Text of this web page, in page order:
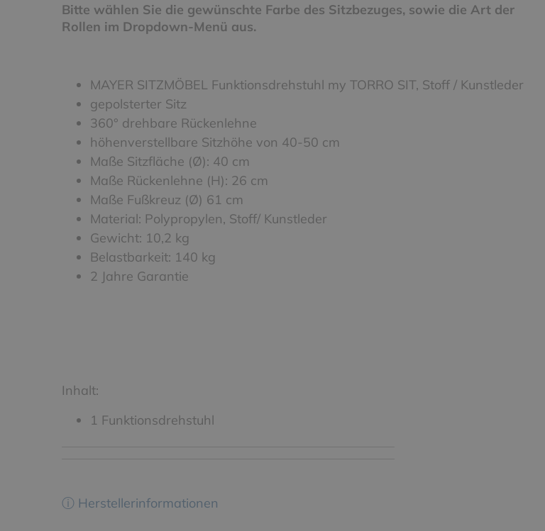
Bitte wählen Sie die gewünschte Farbe des Sitzbezuges, sowie die Art der
Rollen im Dropdown-Menü aus.
MAYER SITZMÖBEL Funktionsdrehstuhl my TORRO SIT, Stoff / Kunstleder
gepolsterter Sitz
360° drehbare Rückenlehne
höhenverstellbare Sitzhöhe von 40-50 cm
Maße Sitzfläche (Ø): 40 cm
Maße Rückenlehne (H): 26 cm
Maße Fußkreuz (Ø) 61 cm
Material: Polypropylen, Stoff/ Kunstleder
Gewicht: 10,2 kg
Belastbarkeit: 140 kg
2 Jahre Garantie
Inhalt:
1 Funktionsdrehstuhl
ⓘ Herstellerinformationen